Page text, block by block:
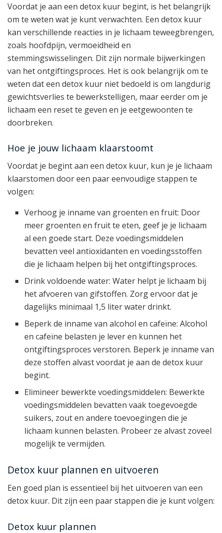
Voordat je aan een detox kuur begint, is het belangrijk
om te weten wat je kunt verwachten. Een detox kuur
kan verschillende reacties in je lichaam teweegbrengen,
zoals hoofdpijn, vermoeidheid en
stemmingswisselingen. Dit zijn normale bijwerkingen
van het ontgiftingsproces. Het is ook belangrijk om te
weten dat een detox kuur niet bedoeld is om langdurig
gewichtsverlies te bewerkstelligen, maar eerder om je
lichaam een reset te geven en je eetgewoonten te
doorbreken.
Hoe je jouw lichaam klaarstoomt
Voordat je begint aan een detox kuur, kun je je lichaam
klaarstomen door een paar eenvoudige stappen te
volgen:
Verhoog je inname van groenten en fruit: Door
meer groenten en fruit te eten, geef je je lichaam
al een goede start. Deze voedingsmiddelen
bevatten veel antioxidanten en voedingsstoffen
die je lichaam helpen bij het ontgiftingsproces.
Drink voldoende water: Water helpt je lichaam bij
het afvoeren van gifstoffen. Zorg ervoor dat je
dagelijks minimaal 1,5 liter water drinkt.
Beperk de inname van alcohol en cafeïne: Alcohol
en cafeïne belasten je lever en kunnen het
ontgiftingsproces verstoren. Beperk je inname van
deze stoffen alvast voordat je aan de detox kuur
begint.
Elimineer bewerkte voedingsmiddelen: Bewerkte
voedingsmiddelen bevatten vaak toegevoegde
suikers, zout en andere toevoegingen die je
lichaam kunnen belasten. Probeer ze alvast zoveel
mogelijk te vermijden.
Detox kuur plannen en uitvoeren
Een goed plan is essentieel bij het uitvoeren van een
detox kuur. Dit zijn een paar stappen die je kunt volgen:
Detox kuur plannen